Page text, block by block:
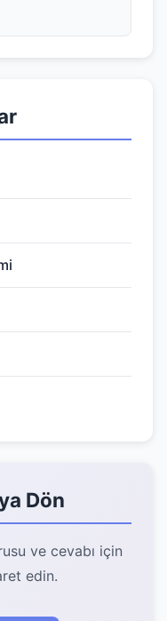
Dön
ve cevabı için
edin.